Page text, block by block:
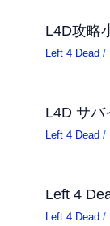
L4D攻略
Left 4 Dead /
L4D サバ
Left 4 Dead /
Left 4
Left 4 Dead /